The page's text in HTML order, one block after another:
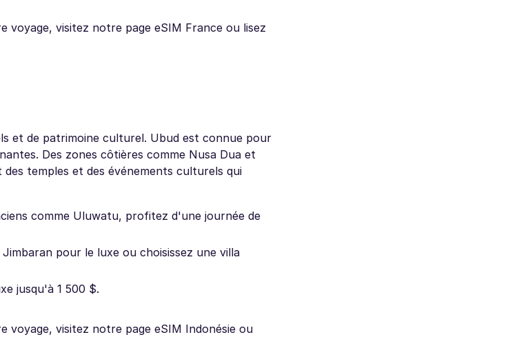
visitez notre page eSIM France ou lisez
et de patrimoine culturel. Ubud est connue pour
Des zones côtières comme Nusa Dua et
temples et des événements culturels qui
comme Uluwatu, profitez d'une journée de
pour le luxe ou choisissez une villa
jusqu'à 1 500 $.
visitez notre page eSIM Indonésie ou